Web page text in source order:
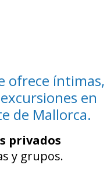
ofrece íntimas,
en
de Mallorca.
privados
y grupos.